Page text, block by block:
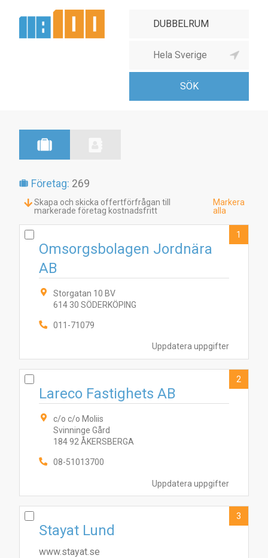
Företag: 269
Skapa och skicka offertförfrågan till
markerade företag kostnadsfritt
Markera
alla
Uppdatera uppgifter
Omsorgsbolagen Jordnära
AB
Storgatan 10 BV
614 30 SÖDERKÖPING
011-71079
1
Uppdatera uppgifter
Lareco Fastighets AB
c/o c/o Moliis
Svinninge Gård
184 92 ÅKERSBERGA
08-51013700
2
Stayat Lund
www.stayat.se
3